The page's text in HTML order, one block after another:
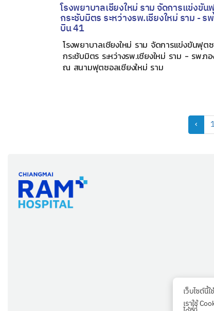
เว็บไซต์นี้
เราใช้
โรงพยาบาลเชียงใหม่ ราม จัดการแข่งขั
กระชับมิตร ระหว่างรพ.เชียงใหม่ ราม - ร
บิน 41
โรงพยาบาลเชียงใหม่ ราม จัดการแข่งขันฟุต
กระชับมิตร ระหว่างรพ.เชียงใหม่ ราม - รพ.ก
ณ สนามฟุตซอลเชียงใหม่ ราม
‹